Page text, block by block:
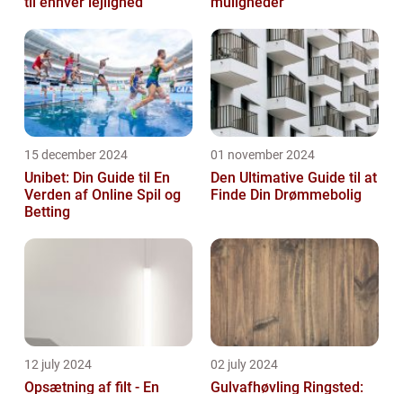
15 december 2024
Unibet: Din Guide til En
Verden af Online Spil og
Betting
01 november 2024
Den Ultimative Guide til at
Finde Din Drømmebolig
12 july 2024
Opsætning af filt - En
02 july 2024
Gulvafhøvling Ringsted: